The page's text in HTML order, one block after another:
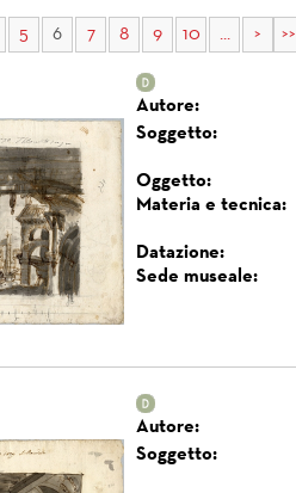
5 6 7 8 9 10 ... > >>
Autore:
Soggetto:
Oggetto:
Materia e tecnica:
Datazione:
Sede museale:
Autore:
Soggetto: